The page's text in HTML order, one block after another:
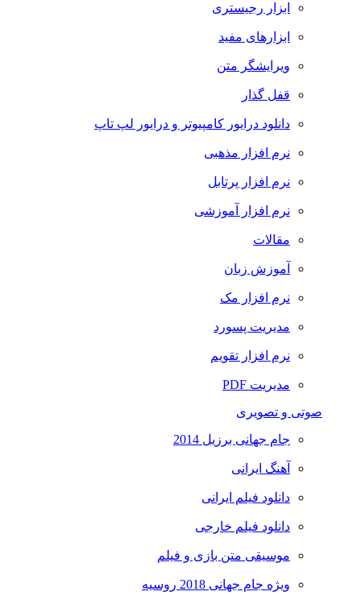
ابزار رجیستری
ابزارهای مفید
ویرایشگر متن
قفل گذار
دانلود درایور کامپیوتر و درایور لپ تاپ
نرم افزار مذهبی
نرم افزار پرتابل
نرم افزار آموزشی
مقالات
آموزش زبان
نرم افزار مک
مدیریت پسورد
نرم افزار تقویم
مدیریت PDF
صوتی و تصویری
جام جهانی برزیل 2014
آهنگ ایرانی
دانلود فیلم ایرانی
دانلود فیلم خارجی
موسیقی متن بازی و فیلم
ویژه جام جهانی 2018 روسیه